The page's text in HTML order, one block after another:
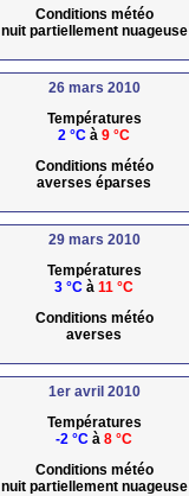
Conditions météo
nuit partiellement nuageuse
26 mars 2010
Températures
2 °C à 9 °C
Conditions météo
averses éparses
29 mars 2010
Températures
3 °C à 11 °C
Conditions météo
averses
1er avril 2010
Températures
-2 °C à 8 °C
Conditions météo
nuit partiellement nuageuse